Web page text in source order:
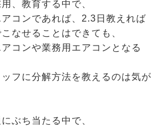
、教育する中で、
コンであれば、2.3日教えれば
なせることはできても、
コンや業務用エアコンとなる
フに分解方法を教えるのは気が
ぶち当たる中で、